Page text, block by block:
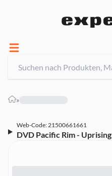
»
Web-Code: 21500661661
DVD Pacific Rim - Uprising